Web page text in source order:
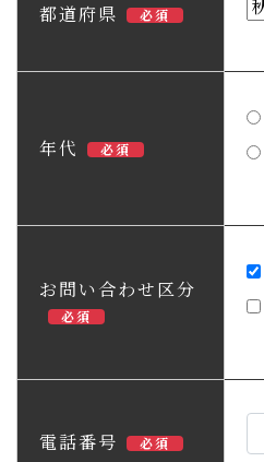
都道府県 必須
年代 必須
お問い合わせ区分
必須
電話番号 必須